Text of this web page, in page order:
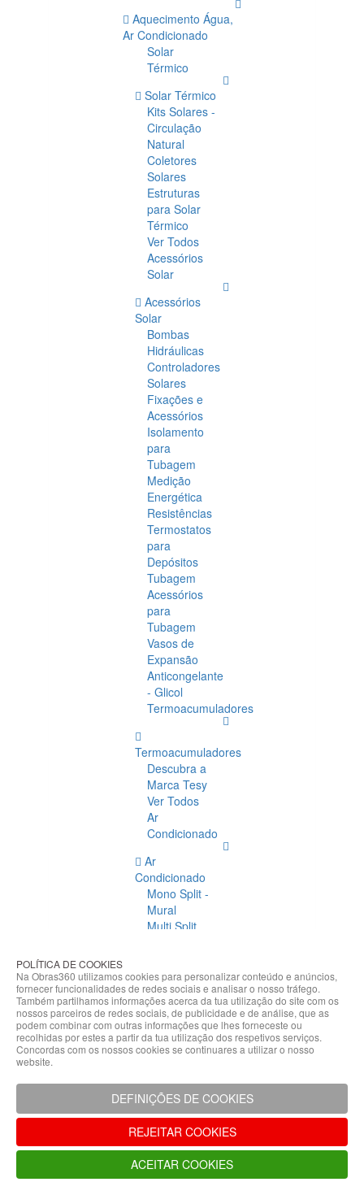
Aquecimento Água,
Ar Condicionado
Solar
Térmico
Solar Térmico
Kits Solares -
Circulação
Natural
Coletores
Solares
Estruturas
para Solar
Térmico
Ver Todos
Acessórios
Solar
Acessórios
Solar
Bombas
Hidráulicas
Controladores
Solares
Fixações e
Acessórios
Isolamento
para
Tubagem
Medição
Energética
Resistências
Termostatos
para
Depósitos
Tubagem
Acessórios
para
Tubagem
Vasos de
Expansão
Anticongelante
- Glicol
Termoacumuladores
Termoacumuladores
Descubra a
Marca Tesy
Ver Todos
Ar
Condicionado
Ar
Condicionado
Mono Split -
Mural
Multi Split
Condicionado
Acessórios
Climatização
Acessórios
Climatização
Hidráulicas
Controladores
Fixações e
Acessórios
Isolamento
para
Tubagem
POLÍTICA DE COOKIES
Na Obras360 utilizamos cookies para personalizar conteúdo e anúncios,
fornecer funcionalidades de redes sociais e analisar o nosso tráfego.
Também partilhamos informações acerca da tua utilização do site com os
nossos parceiros de redes sociais, de publicidade e de análise, que as
podem combinar com outras informações que lhes forneceste ou
recolhidas por estes a partir da tua utilização dos respetivos serviços.
Concordas com os nossos cookies se continuares a utilizar o nosso
website.
DEFINIÇÕES DE COOKIES
REJEITAR COOKIES
ACEITAR COOKIES